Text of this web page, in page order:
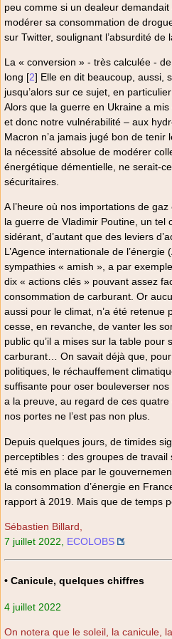
peu comme si un dealeur demandait
modérer sa consommation de
sur Twitter, soulignant l’absurdité de
La « conversion » - très calculée -
long [2] Elle en dit beaucoup, aussi,
jusqu’alors sur ce sujet, en
Alors que la guerre en Ukraine a
et donc notre vulnérabilité – aux
Macron n’a jamais jugé bon de
la nécessité absolue de modérer
énergétique démentielle, ne serait-
sécuritaires.
A l’heure où nos importations de
la guerre de Vladimir Poutine, un tel
sidérant, d’autant que des leviers
L’Agence internationale de
sympathies « amish », a par
dix « actions clés » pouvant assez
consommation de carburant. Or
aussi pour le climat, n’a été retenue
cesse, en revanche, de vanter les
public qu’il a mises sur la table pour
carburant… On savait déjà que,
politiques, le réchauffement
suffisante pour oser bouleverser
a la preuve, au regard de ces
nos portes ne l’est pas non plus.
Depuis quelques jours, de timides
perceptibles : des groupes de
été mis en place par le
la consommation d’énergie en
rapport à 2019. Mais que de temps
Sébastien Billard,
7 juillet 2022,
ECOLOBS
• Canicule, quelques chiffres
4 juillet 2022
On notera que le soleil, la canicule,